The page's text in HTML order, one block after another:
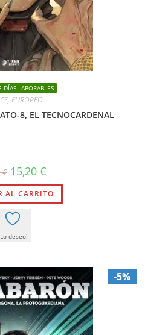
LABORABLES
, EUROPEO
8, EL TECNOCARDENAL
€ El
precio
original
era:
16,00 €.
15,20 €
actual
es:
15,20 €.
AL CARRITO
deseo!
-5%